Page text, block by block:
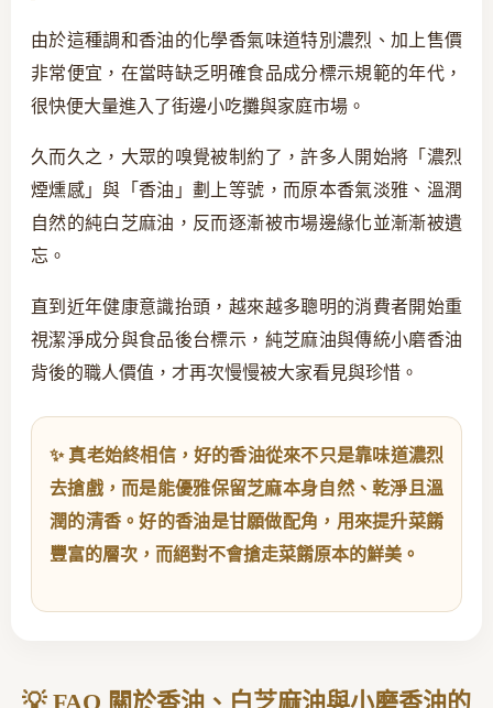
由於這種調和香油的化學香氣味道特別濃烈、加上售價
非常便宜，在當時缺乏明確食品成分標示規範的年代，
很快便大量進入了街邊小吃攤與家庭市場。
久而久之，大眾的嗅覺被制約了，許多人開始將「濃烈
煙燻感」與「香油」劃上等號，而原本香氣淡雅、溫潤
自然的純白芝麻油，反而逐漸被市場邊緣化並漸漸被遺
忘。
直到近年健康意識抬頭，越來越多聰明的消費者開始重
視潔淨成分與食品後台標示，純芝麻油與傳統小磨香油
背後的職人價值，才再次慢慢被大家看見與珍惜。
✨ 真老始終相信，好的香油從來不只是靠味道濃烈
去搶戲，而是能優雅保留芝麻本身自然、乾淨且溫
潤的清香。好的香油是甘願做配角，用來提升菜餚
豐富的層次，而絕對不會搶走菜餚原本的鮮美。
💡 FAQ 關於香油、白芝麻油與小磨香油的